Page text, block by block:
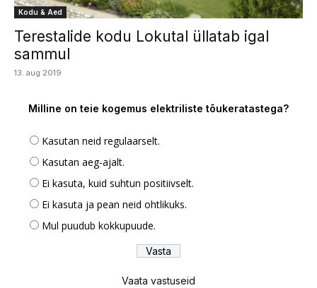
Kodu & Aed
Terestalide kodu Lokutal üllatab igal
sammul
13. aug 2019
Milline on teie kogemus elektriliste tõukeratastega?
Kasutan neid regulaarselt.
Kasutan aeg-ajalt.
Ei kasuta, kuid suhtun positiivselt.
Ei kasuta ja pean neid ohtlikuks.
Mul puudub kokkupuude.
Vaata vastuseid